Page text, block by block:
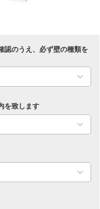
認のうえ、必ず壁の種類を
を致します